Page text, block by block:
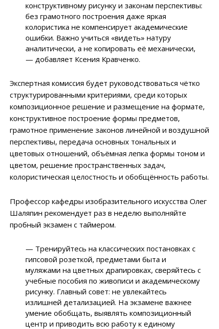
конструктивному рисунку и законам перспективы:
без грамотного построения даже яркая
колористика не компенсирует академические
ошибки. Важно учиться «видеть» натуру
аналитически, а не копировать её механически,
— добавляет Ксения Кравченко.
Экспертная комиссия будет руководствоваться чётко
структурированными критериями, среди которых
композиционное решение и размещение на формате,
конструктивное построение формы предметов,
грамотное применение законов линейной и воздушной
перспективы, передача основных тональных и
цветовых отношений, объёмная лепка формы тоном и
цветом, решение пространственных задач,
колористическая целостность и обобщённость работы.
Профессор кафедры изобразительного искусства Олег
Шаляпин рекомендует раз в неделю выполняйте
пробный экзамен с таймером.
— Тренируйтесь на классических постановках с
гипсовой розеткой, предметами быта и
муляжами на цветных драпировках, сверяйтесь с
учебные пособия по живописи и академическому
рисунку. Главный совет: не увлекайтесь
излишней детализацией. На экзамене важнее
умение обобщать, выявлять композиционный
центр и приводить всю работу к единому